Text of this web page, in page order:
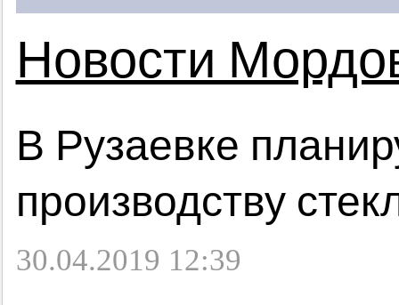
Новости
В Рузаевке
производству
30.04.2019 12:39